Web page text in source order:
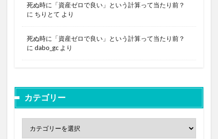
死ぬ時に「資産ゼロで良い」という計算って当たり前？
に ちりとて より
死ぬ時に「資産ゼロで良い」という計算って当たり前？
に dabo_gc より
カテゴリー